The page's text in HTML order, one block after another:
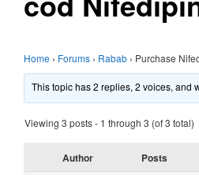
Home › Forums › Rabab › Purchase
This topic has 2 replies, 2 voices, and
Viewing 3 posts - 1 through 3 (of 3 total)
Author Posts